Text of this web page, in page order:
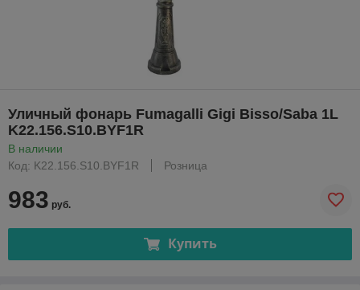
Уличный фонарь Fumagalli Gigi Bisso/Saba 1L
K22.156.S10.BYF1R
В наличии
Код: K22.156.S10.BYF1R
Розница
983 руб.
Купить